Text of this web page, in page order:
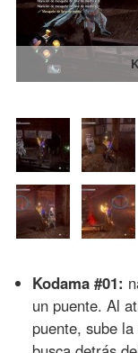
Kodama #01:
un puente. Al
puente, sube